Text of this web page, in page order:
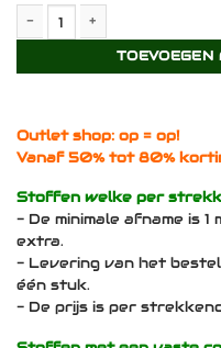
Milton Leaf 640 - Per
TOEVOEGEN
Outlet shop: op = op!
Vanaf 50% tot 80%
Stoffen welke per
- De minimale afname is
extra.
- Levering van het
één stuk.
- De prijs is per